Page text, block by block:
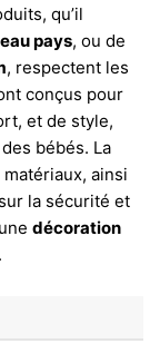
qu’il
pays, ou de
, respectent les
conçus pour
et de style,
bébés. La
ainsi
la sécurité et
décoration